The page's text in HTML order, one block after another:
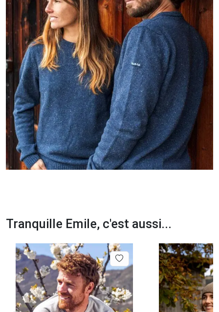
Tranquille Emile, c'est aussi...